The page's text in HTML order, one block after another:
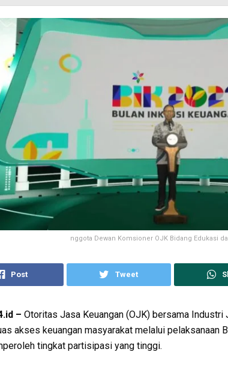
nggota Dewan Komsioner OJK Bidang Edukasi
Post Tweet
– Otoritas Jasa Keuangan (OJK) bersama
akses keuangan masyarakat melalui pelaksanaan
tingkat partisipasi yang tinggi.